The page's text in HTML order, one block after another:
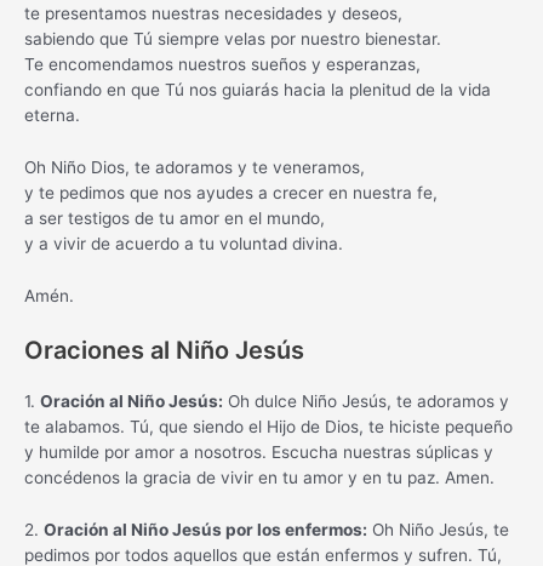
te presentamos nuestras necesidades y deseos,
sabiendo que Tú siempre velas por nuestro bienestar.
Te encomendamos nuestros sueños y esperanzas,
confiando en que Tú nos guiarás hacia la plenitud de la vida
eterna.
Oh Niño Dios, te adoramos y te veneramos,
y te pedimos que nos ayudes a crecer en nuestra fe,
a ser testigos de tu amor en el mundo,
y a vivir de acuerdo a tu voluntad divina.
Amén.
Oraciones al Niño Jesús
1. Oración al Niño Jesús: Oh dulce Niño Jesús, te adoramos y
te alabamos. Tú, que siendo el Hijo de Dios, te hiciste pequeño
y humilde por amor a nosotros. Escucha nuestras súplicas y
concédenos la gracia de vivir en tu amor y en tu paz. Amen.
2. Oración al Niño Jesús por los enfermos: Oh Niño Jesús, te
pedimos por todos aquellos que están enfermos y sufren. Tú,